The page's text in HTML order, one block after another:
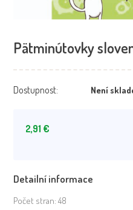
Pätminútovky
Dostupnost: Není
2,91 €
Detailní informace
Počet stran: 48